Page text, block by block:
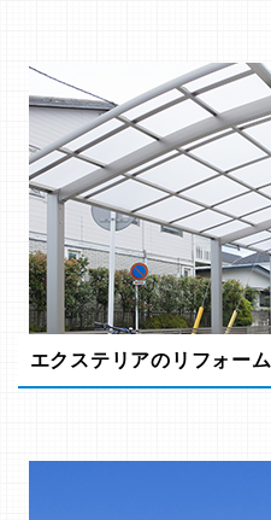
エクステリアのリフォーム